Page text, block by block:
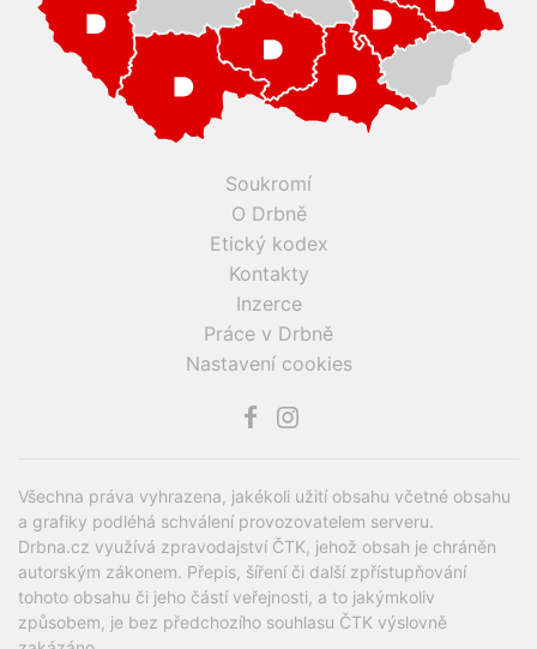
Soukromí
O Drbně
Etický kodex
Kontakty
Inzerce
Práce v Drbně
Nastavení cookies
Všechna práva vyhrazena, jakékoli užití obsahu včetné obsahu
a grafiky podléhá schválení provozovatelem serveru.
Drbna.cz využívá zpravodajství ČTK, jehož obsah je chráněn
autorským zákonem. Přepis, šíření či další zpřístupňování
tohoto obsahu či jeho částí veřejnosti, a to jakýmkoliv
způsobem, je bez předchozího souhlasu ČTK výslovně